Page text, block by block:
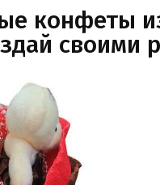
конфеты
своими